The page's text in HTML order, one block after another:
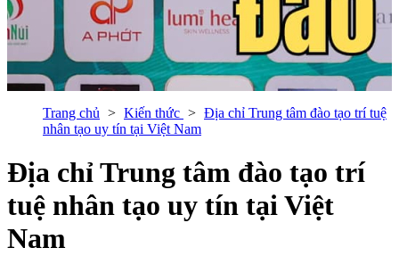
Trang chủ Kiến thức
Địa chỉ Trung tâm đào tạo trí tuệ
nhân tạo uy tín tại Việt Nam
Địa chỉ Trung tâm đào tạo trí
tuệ nhân tạo uy tín tại Việt
Nam